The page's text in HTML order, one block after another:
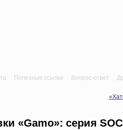
Полезные ссылки Вопрос-ответ
«Gamo»: серия